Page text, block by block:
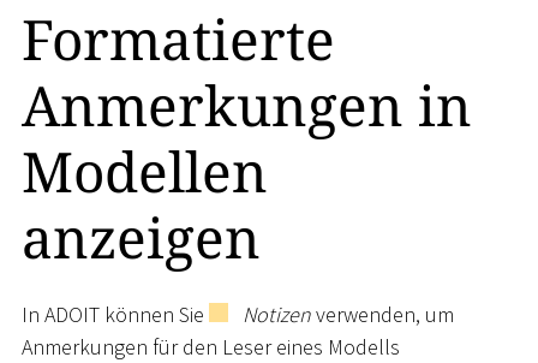
Formatierte
Anmerkungen in
Modellen
anzeigen
In ADOIT können Sie Notizenverwenden, um
Anmerkungen für den Leser eines Modells